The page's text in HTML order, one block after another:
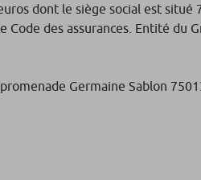
dont le siège social est situé
des assurances. Entité du
Germaine Sablon